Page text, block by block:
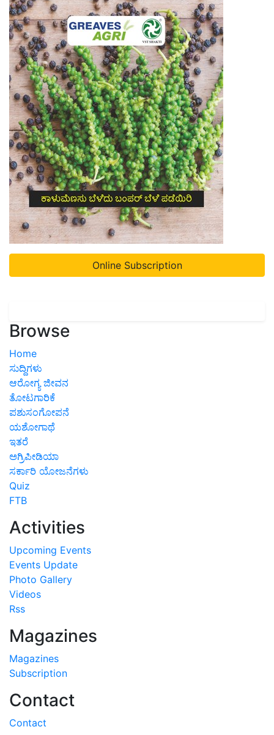
Online Subscription
Browse
Home
ಸುದ್ದಿಗಳು
ಆರೋಗ್ಯ ಜೀವನ
ತೋಟಗಾರಿಕೆ
ಪಶುಸಂಗೋಪನೆ
ಯಶೋಗಾಥೆ
ಇತರೆ
ಅಗ್ರಿಪೀಡಿಯಾ
ಸರ್ಕಾರಿ ಯೋಜನೆಗಳು
Quiz
FTB
Activities
Upcoming Events
Events Update
Photo Gallery
Videos
Rss
Magazines
Magazines
Subscription
Contact
Contact